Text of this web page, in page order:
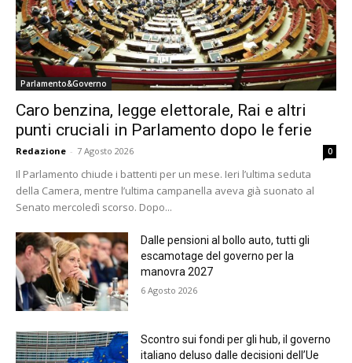
Parlamento&Governo
Caro benzina, legge elettorale, Rai e altri
punti cruciali in Parlamento dopo le ferie
Redazione - 7 Agosto 2026 0
Il Parlamento chiude i battenti per un mese. Ieri l’ultima seduta
della Camera, mentre l’ultima campanella aveva già suonato al
Senato mercoledì scorso. Dopo...
Dalle pensioni al bollo auto, tutti gli
escamotage del governo per la
manovra 2027
6 Agosto 2026
Scontro sui fondi per gli hub, il governo
italiano deluso dalle decisioni dell’Ue